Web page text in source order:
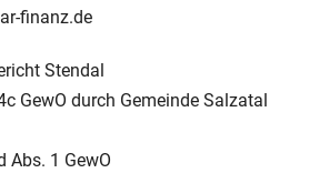
finanz.de
Stendal
GewO durch Gemeinde Salzatal
Abs. 1 GewO